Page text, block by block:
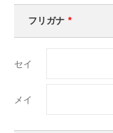
フリガナ *
セイ
メイ